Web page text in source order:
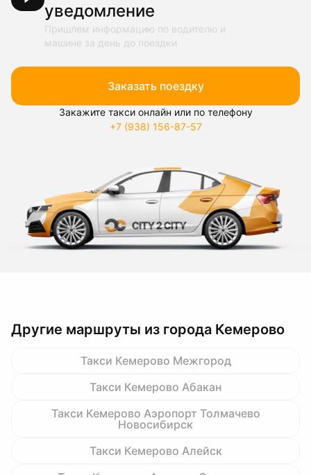
уведомление
Пришлем информацию по водителю и
машине за день до поездки
Заказать поездку
Закажите такси онлайн или по телефону
+7 (938) 156-87-57
Другие маршруты из города Кемерово
Такси Кемерово Межгород
Такси Кемерово Абакан
Такси Кемерово Аэропорт Толмачево
Новосибирск
Такси Кемерово Алейск